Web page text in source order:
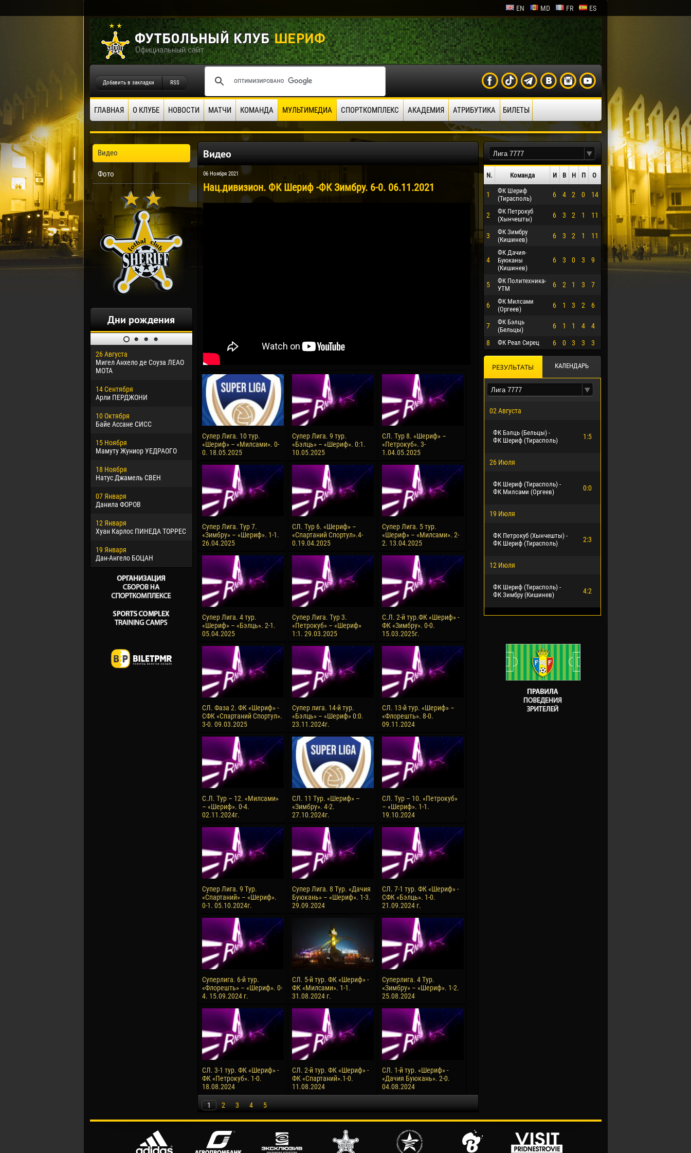
EN MD FR ES
Добавить в закладки RSS
ГЛАВНАЯ О КЛУБЕ НОВОСТИ МАТЧИ КОМАНДА МУЛЬТИМЕДИА СПОРТКОМПЛЕКС АКАДЕМИЯ АТРИБУТИКА БИЛЕТЫ
Видео
Фото
Дни рождения
26 Августа
Мигел Анхело де Соуза ЛЕАО
МОТА
14 Сентября
Арли ПЕРДЖОНИ
10 Октября
Байе Ассане СИСС
15 Ноября
Мамуту Жуниор УЕДРАОГО
18 Ноября
Натус Джамель СВЕН
07 Января
Данила ФОРОВ
12 Января
Хуан Карлос ПИНЕДА ТОРРЕС
19 Января
Дан-Ангело БОЦАН
30 Января
Дорасо Морео КЛАС
24 Февраля
Владислав КОСТИН
02 Марта
Вячеслав КОЗМА
09 Марта
Эммануэль АФЕТСЕ
Хайдер Морено АСПРИЛЬЯ
22 Марта
Самба КОНЕ
26 Марта
Витор Уго Морайс де
ОЛИВЕЙРА
Раи ЛОПЕС ДЕ ОЛИВЕЙРА
04 Мая
13 Мая
Ренат ЖОСАН
24 Мая
Николай ЧЕБОТАРЬ
15 Июня
Конан Жорес-Ульрих ЛУКУ
Виктор ЧУМАШУ
28 Июня
Сумаила МАГАССУБА
10 Июля
Бурама ФОМБА
15 Июля
21 Июля
Эмиль ТЫМБУР
24 Июля
Михаил КОРОТКОВ
27 Июля
Владимир ФРАТЯ
Видео
06 Ноября 2021
Нац.дивизион. ФК Шериф -ФК Зимбру. 6-0. 06.11.2021
Супер Лига. 10 тур.
«Шериф» – «Милсами». 0-
0. 18.05.2025
Супер Лига. 9 тур.
«Бэлць» – «Шериф». 0:1.
10.05.2025
СЛ. Тур 8. «Шериф» –
«Петрокуб». 3-
1.04.05.2025
Супер Лига. Тур 7.
«Зимбру» – «Шериф». 1-1.
26.04.2025
СЛ. Тур 6. «Шериф» –
«Спартаний Спортул».4-
0.19.04.2025
Супер Лига. 5 тур.
«Шериф» – «Милсами». 2-
2. 13.04.2025
Супер Лига. 4 тур.
«Шериф» – «Бэлць». 2-1.
05.04.2025
Супер Лига. Тур 3.
«Петрокуб» – «Шериф»
1:1. 29.03.2025
С.Л. 2-й тур.ФК «Шериф» -
ФК «Зимбру». 0-0.
15.03.2025г.
СЛ. Фаза 2. ФК «Шериф» -
СФК «Спартаний Спортул».
3-0. 09.03.2025
Супер лига. 14-й тур.
«Бэлць» – «Шериф» 0:0.
23.11.2024г.
СЛ. 13-й тур. «Шериф» –
«Флорешть». 8-0.
09.11.2024
С.Л. Тур – 12. «Милсами»
– «Шериф». 0-4.
02.11.2024г.
СЛ. 11 Тур. «Шериф» –
«Зимбру». 4-2.
27.10.2024г.
СЛ. Тур – 10. «Петрокуб»
– «Шериф». 1-1.
19.10.2024
Супер Лига. 9 Тур.
«Спартаний» – «Шериф».
0-1. 05.10.2024г.
Супер Лига. 8 Тур. «Дачия
Буюкань» – «Шериф». 1-3.
29.09.2024
СЛ. 7-1 тур. ФК «Шериф» -
СФК «Бэлць». 1-0.
21.09.2024 г.
Суперлига. 6-й тур.
«Флорешть» – «Шериф». 0-
4. 15.09.2024 г.
СЛ. 5-й тур. ФК «Шериф» -
ФК «Милсами». 1-1.
31.08.2024 г.
Суперлига. 4 Тур.
«Зимбру» – «Шериф». 1-2.
25.08.2024
СЛ. 3-1 тур. ФК «Шериф» -
ФК «Петрокуб». 1-0.
18.08.2024
СЛ. 2-й тур. ФК «Шериф» -
ФК «Спартаний».1-0.
11.08.2024
СЛ. 1-й тур. «Шериф» -
«Дачия Буюкань». 2-0.
04.08.2024
1 2 3 4 5
N. Команда И В Н П О
1
ФК Шериф
(Тирасполь)
6 4 2 0 14
2
ФК Петрокуб
(Хынчешты)
6 3 2 1 11
3
ФК Зимбру
(Кишинев)
6 3 2 1 11
4
ФК Дачия-
Буюканы
(Кишинев)
6 3 0 3 9
5
ФК Политехника-
УТМ
6 2 1 3 7
6
ФК Милсами
(Оргеев)
6 1 3 2 6
7
ФК Бэлць
(Бельцы)
6 1 1 4 4
8 ФК Реал Сирец 6 0 3 3 3
РЕЗУЛЬТАТЫ КАЛЕНДАРЬ
02 Августа
ФК Бэлць (Бельцы) -
ФК Шериф (Тирасполь)
1:5
26 Июля
ФК Шериф (Тирасполь) -
ФК Милсами (Оргеев)
0:0
19 Июля
ФК Петрокуб (Хынчешты) -
ФК Шериф (Тирасполь)
2:3
12 Июля
ФК Шериф (Тирасполь) -
ФК Зимбру (Кишинев)
4:2